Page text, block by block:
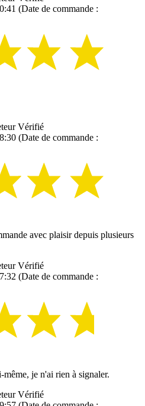
(Date de commande :
Vérifié
(Date de commande :
avec plaisir depuis plusieurs
Vérifié
(Date de commande :
je n'ai rien à signaler.
Vérifié